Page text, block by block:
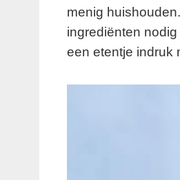
menig
ingrediënten
een etentje indruk